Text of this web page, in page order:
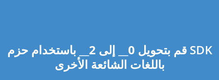
قم بتحويل 0 __ إلى 2 __ باستخدام حزم SDK
باللغات الشائعة الأخرى